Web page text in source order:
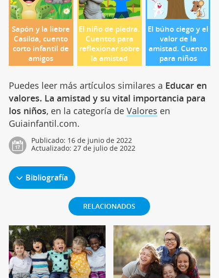
Sapón y la liebre
Casilda, cuento
corto infantil de
amigos
El niño de piedra.
Cuentos para
reflexionar sobre
la amistad
El búho ciego y el
valor de la
amistad. Cuento
para niños
Puedes leer más artículos similares a Educar en
valores. La amistad y su vital importancia para
los niños, en la categoría de Valores en
Guiainfantil.com.
Publicado: 16 de junio de 2022
Actualizado: 27 de julio de 2022
Bibliografía
RELACIONADOS